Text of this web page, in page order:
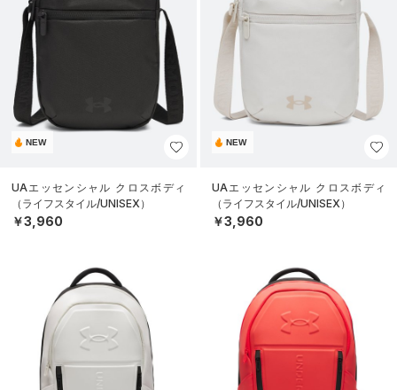
NEW
UAエッセンシャル クロスボディ
（ライフスタイル/UNISEX）
￥3,960
NEW
UAエッセンシャル クロスボディ
（ライフスタイル/UNISEX）
￥3,960